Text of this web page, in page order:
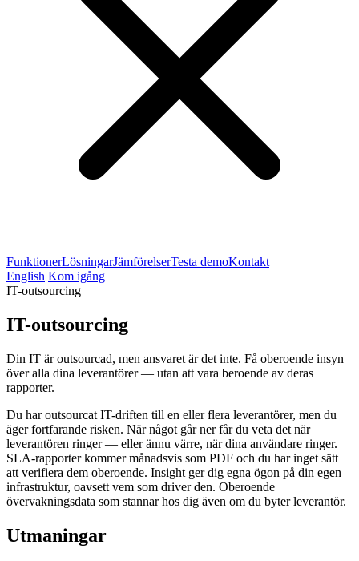
FunktionerLösningarJämförelserTesta demoKontakt
English Kom igång
IT-outsourcing
IT-outsourcing
Din IT är outsourcad, men ansvaret är det inte. Få oberoende insyn
över alla dina leverantörer — utan att vara beroende av deras
rapporter.
Du har outsourcat IT-driften till en eller flera leverantörer, men du
äger fortfarande risken. När något går ner får du veta det när
leverantören ringer — eller ännu värre, när dina användare ringer.
SLA-rapporter kommer månadsvis som PDF och du har inget sätt
att verifiera dem oberoende. Insight ger dig egna ögon på din egen
infrastruktur, oavsett vem som driver den. Oberoende
övervakningsdata som stannar hos dig även om du byter leverantör.
Utmaningar